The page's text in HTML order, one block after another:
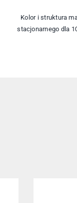
Kolor i struktura
stacjonarnego dla